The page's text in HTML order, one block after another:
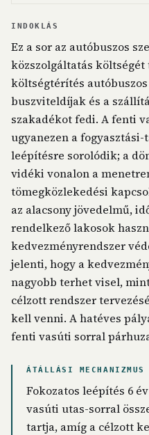
INDOKLÁS
Ez a sor az autóbuszos
közszolgáltatás
költségtérítés
buszviteldíjak és a
szakadékot fedi. A fenti
ugyanezen a
leépítésre sorolódik; a
vidéki vonalon a
tömegközlekedési
az alacsony jövedelmű,
rendelkező lakosok
kedvezményrendszer
jelenti, hogy a
nagyobb terhet visel,
célzott rendszer
kell venni. A hatéves
fenti vasúti sorral
ÁTÁLLÁSI MECHANIZMUS
Fokozatos leépítés 6
vasúti utas-sorral
tartja, amíg a célzott